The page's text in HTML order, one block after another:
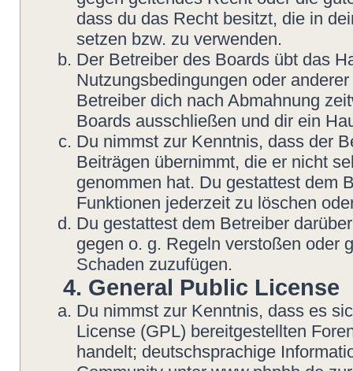
dass du das Recht besitzt, die in
setzen bzw. zu verwenden.
Der Betreiber des Boards übt das
Nutzungsbedingungen oder
Betreiber dich nach Abmahnung
Boards ausschließen und dir ein
Du nimmst zur Kenntnis, dass der
Beiträgen übernimmt, die er nicht
genommen hat. Du gestattest dem
Funktionen jederzeit zu löschen
Du gestattest dem Betreiber
gegen o. g. Regeln verstoßen oder
Schaden zuzufügen.
4. General Public License
Du nimmst zur Kenntnis, dass es
License (GPL) bereitgestellten
handelt; deutschsprachige